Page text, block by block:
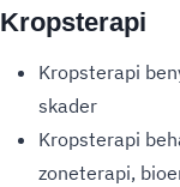
Kropsterapi
Kropsterapi
skader
Kropsterapi
zoneterapi,